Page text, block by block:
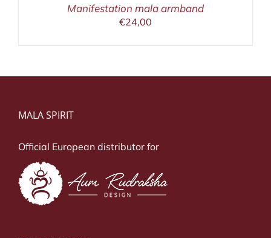
Manifestation mala armband
€24,00
MALA SPIRIT
Official European distributor for